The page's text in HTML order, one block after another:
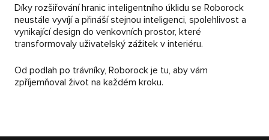
Díky rozšiřování hranic inteligentního úklidu se Roborock
neustále vyvíjí a přináší stejnou inteligenci, spolehlivost a
vynikající design do venkovních prostor, které
transformovaly uživatelský zážitek v interiéru.
Od podlah po trávníky, Roborock je tu, aby vám
zpříjemňoval život na každém kroku.